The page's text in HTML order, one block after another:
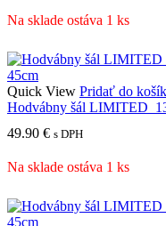
Na sklade ostáva 1 ks
Quick View Pridať do
Hodvábny šál
49.90 € s DPH
Na sklade ostáva 1 ks